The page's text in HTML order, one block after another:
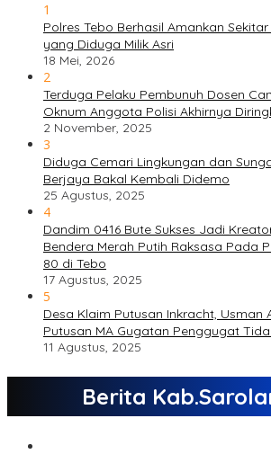
1
Polres Tebo Berhasil Amankan Sekitar
yang Diduga Milik Asri
18 Mei, 2026
2
Terduga Pelaku Pembunuh Dosen
Oknum Anggota Polisi Akhirnya
2 November, 2025
3
Diduga Cemari Lingkungan dan
Berjaya Bakal Kembali Didemo
25 Agustus, 2025
4
Dandim 0416 Bute Sukses Jadi
Bendera Merah Putih Raksasa Pada
80 di Tebo
17 Agustus, 2025
5
Desa Klaim Putusan Inkracht, Usman
Putusan MA Gugatan Penggugat
11 Agustus, 2025
Berita